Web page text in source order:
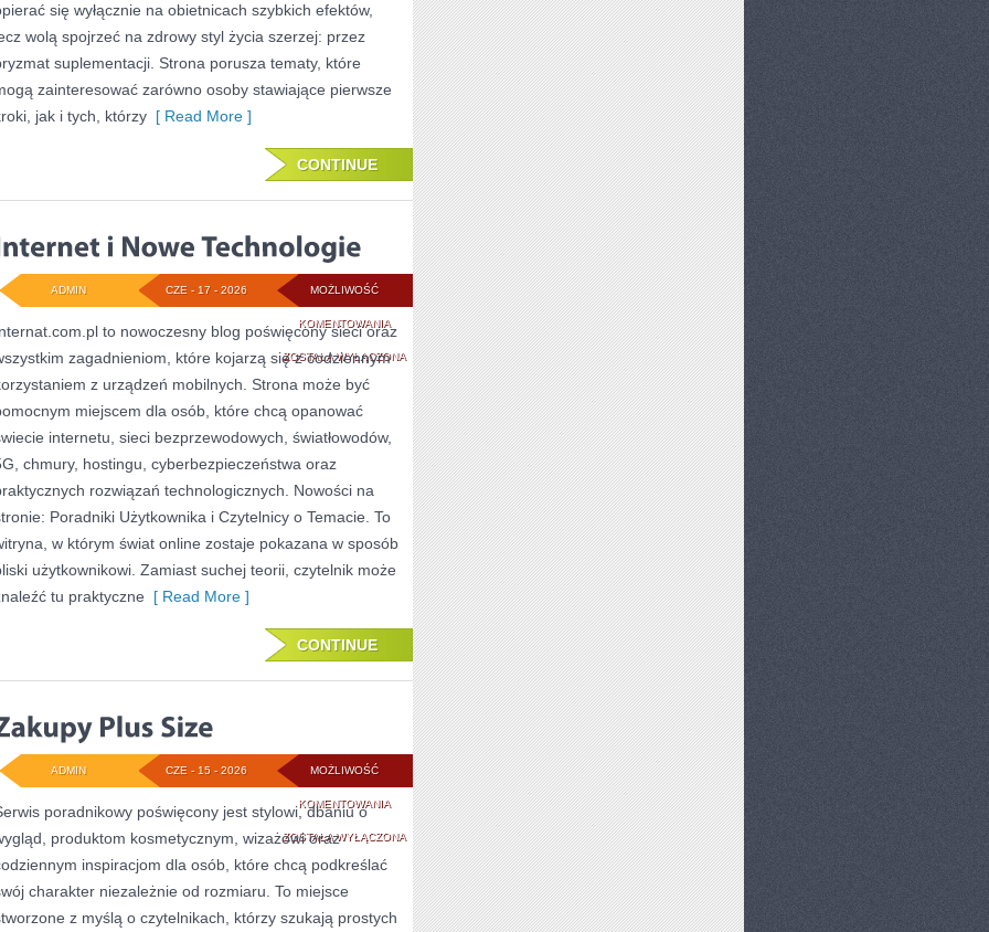
się wyłącznie na obietnicach szybkich efektów,
wolą spojrzeć na zdrowy styl życia szerzej: przez
suplementacji. Strona porusza tematy, które
zainteresować zarówno osoby stawiające pierwsze
jak i tych, którzy [ Read More ]
CONTINUE
MOŻLIWOŚĆ
KOMENTOWANIAINTERNET
I
NOWE
TECHNOLOGIE
ZOSTAŁA WYŁĄCZONA
CZE - 17 - 2026
ADMIN
to nowoczesny blog poświęcony sieci oraz
zagadnieniom, które kojarzą się z codziennym
z urządzeń mobilnych. Strona może być
miejscem dla osób, które chcą opanować
internetu, sieci bezprzewodowych, światłowodów,
chmury, hostingu, cyberbezpieczeństwa oraz
rozwiązań technologicznych. Nowości na
Poradniki Użytkownika i Czytelnicy o Temacie. To
w którym świat online zostaje pokazana w sposób
użytkownikowi. Zamiast suchej teorii, czytelnik może
tu praktyczne [ Read More ]
CONTINUE
MOŻLIWOŚĆ
KOMENTOWANIAZAKUPY
PLUS
SIZE
ZOSTAŁA WYŁĄCZONA
CZE - 15 - 2026
ADMIN
poradnikowy poświęcony jest stylowi, dbaniu o
produktom kosmetycznym, wizażowi oraz
inspiracjom dla osób, które chcą podkreślać
charakter niezależnie od rozmiaru. To miejsce
z myślą o czytelnikach, którzy szukają prostych